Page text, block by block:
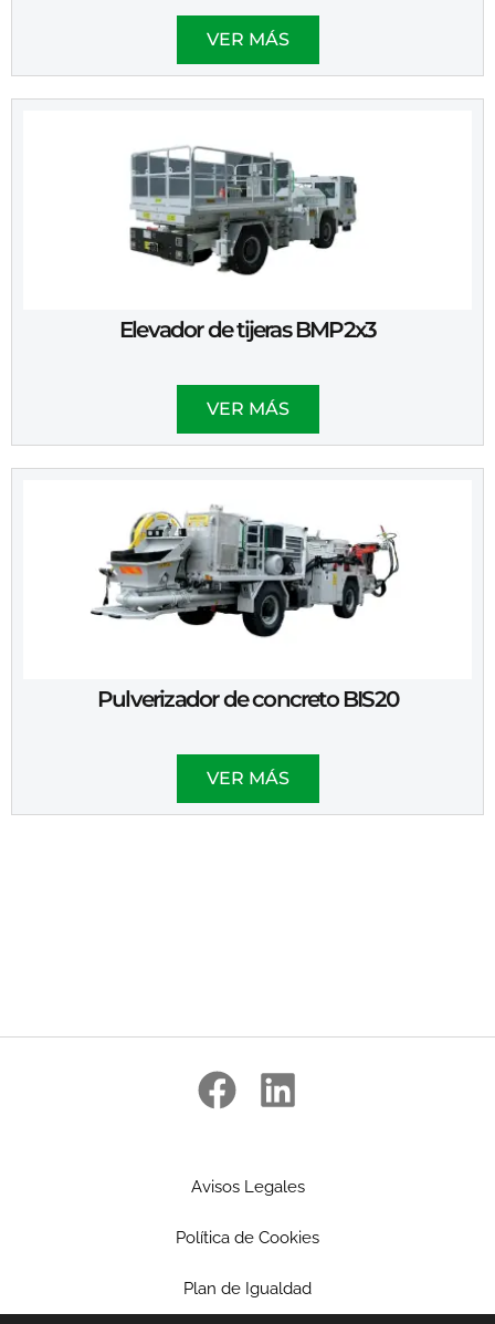
VER MÁS
Elevador de tijeras BMP2x3
VER MÁS
Pulverizador de concreto BIS20
VER MÁS
Avisos Legales
Política de Cookies
Plan de Igualdad